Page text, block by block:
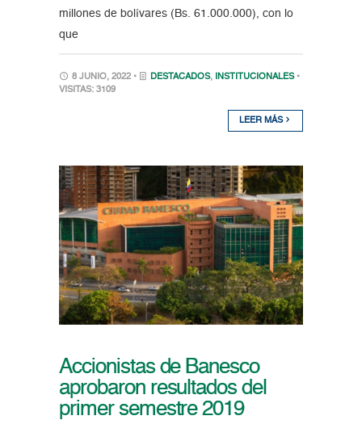
millones de bolívares (Bs. 61.000.000), con lo
que
8 JUNIO, 2022 • DESTACADOS, INSTITUCIONALES •
VISITAS: 3109
LEER MÁS
Accionistas de Banesco
aprobaron resultados del
primer semestre 2019